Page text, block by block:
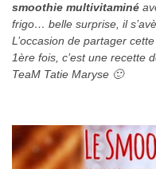
smoothie multivitaminé
frigo… belle surprise, il
L’occasion de partager
1ère fois, c’est une recette
TeaM Tatie Maryse 🙂